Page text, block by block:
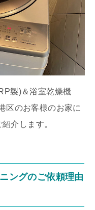
製)＆浴室乾燥機
区のお客様のお家に
介します。
ングのご依頼理由